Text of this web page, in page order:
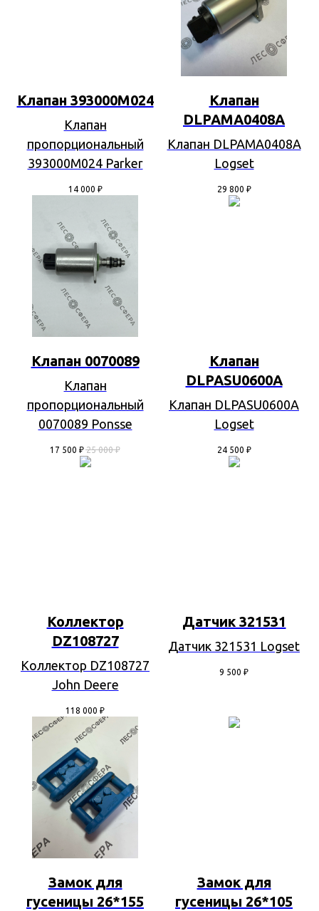
Клапан 393000M024
Клапан
пропорциональный
393000M024 Parker
14 000 ₽
Клапан
DLPAMA0408A
Клапан DLPAMA0408A
Logset
29 800 ₽
Клапан 0070089
Клапан
пропорциональный
0070089 Ponsse
17 500 ₽ 25 000 ₽
Клапан
DLPASU0600A
Клапан DLPASU0600A
Logset
24 500 ₽
Коллектор
DZ108727
Коллектор DZ108727
John Deere
118 000 ₽
Датчик 321531
Датчик 321531 Logset
9 500 ₽
Замок для
гусеницы 26*155
Замок для
гусеницы 26*105